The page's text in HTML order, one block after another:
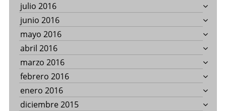
julio 2016
junio 2016
mayo 2016
abril 2016
marzo 2016
febrero 2016
enero 2016
diciembre 2015